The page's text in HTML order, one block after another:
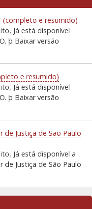
(completo e resumido)
Já está disponível
þ Baixar versão
e resumido)
Já está disponível
þ Baixar versão
Justiça de São Paulo
Já está disponível a
Justiça de São Paulo